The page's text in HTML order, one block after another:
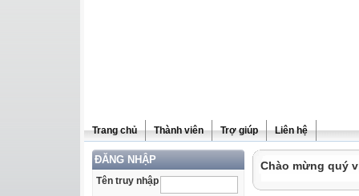
Trang chủ Thành viên Trợ giúp Liên hệ
ĐĂNG NHẬP
Tên truy nhập
Chào mừng quý